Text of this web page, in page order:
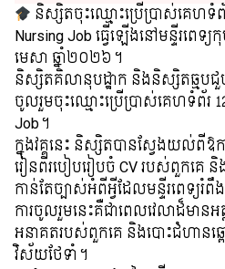
និស្សិតចុះឈ្មោះប្រើប្រាស់គេហទំព័
Nursing Job ធ្វើឡើងនៅមន្ទីរពេទ្
មេសា ឆ្នាំ២០២៦។
និស្សិតគិលានុបដ្ឋាក និងនិស្សិតឆ្មបជួប
ចូលរួមចុះឈ្មោះប្រើប្រាស់គេហទំព័រ
Job។
ក្នុងវគ្គនេះ និស្សិតបានស្វែងយល់ពីឱក
រៀនពីរបៀបរៀបចំ CV របស់ពួកគេ
កាន់តែច្បាស់អំពីអ្វីដែលមន្ទីរពេទ្យ
ការចូលរួមនេះគឺជាពេលវេលាដ៏មានអ
អនាគតរបស់ពួកគេ និងបោះជំហានឆ្ព
វិស័យថែទាំ។